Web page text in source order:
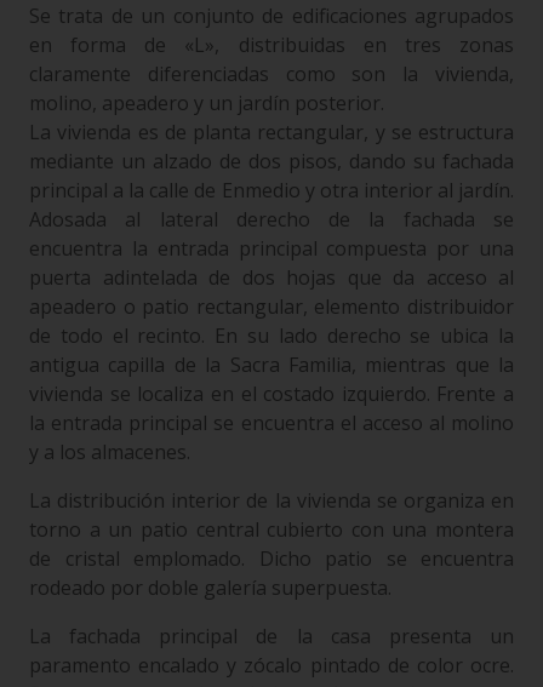
Se trata de un conjunto de edificaciones agrupados
en forma de «L», distribuidas en tres zonas
claramente diferenciadas como son la vivienda,
molino, apeadero y un jardín posterior.
La vivienda es de planta rectangular, y se estructura
mediante un alzado de dos pisos, dando su fachada
principal a la calle de Enmedio y otra interior al jardín.
Adosada al lateral derecho de la fachada se
encuentra la entrada principal compuesta por una
puerta adintelada de dos hojas que da acceso al
apeadero o patio rectangular, elemento distribuidor
de todo el recinto. En su lado derecho se ubica la
antigua capilla de la Sacra Familia, mientras que la
vivienda se localiza en el costado izquierdo. Frente a
la entrada principal se encuentra el acceso al molino
y a los almacenes.
La distribución interior de la vivienda se organiza en
torno a un patio central cubierto con una montera
de cristal emplomado. Dicho patio se encuentra
rodeado por doble galería superpuesta.
La fachada principal de la casa presenta un
paramento encalado y zócalo pintado de color ocre.